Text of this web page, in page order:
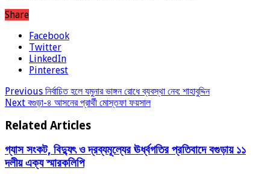
Share
Facebook
Twitter
LinkedIn
Pinterest
Previous নির্বাচিত হলে যমুনার ভাঙ্গন রোধে ব্যবস্থা নেব: শাহাবুদ্দিন
Next বগুড়া-৪ আসনের প্রার্থী মোস্তফা ফয়সাল
Related Articles
গ্যাস সংকট, বিদ্যুৎ ও দ্রব্যমূল্যের ঊর্ধ্বগতির প্রতিবাদে বগুড়ায় ১১
দলীয় এক্য স্মারকলিপি